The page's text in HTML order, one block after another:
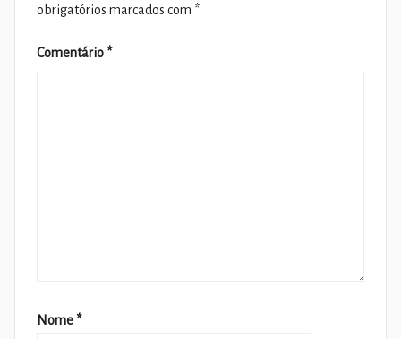
obrigatórios marcados com *
Comentário *
Nome *